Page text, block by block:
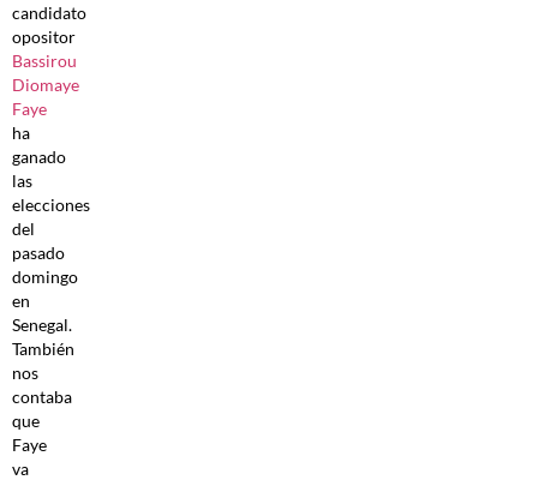
candidato
opositor
Bassirou
Diomaye
Faye
ha
ganado
las
elecciones
del
pasado
domingo
en
Senegal.
También
nos
contaba
que
Faye
va